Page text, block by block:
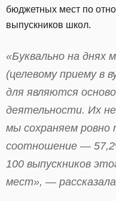
бюджетных мест по
выпускников школ.
«Буквально на
(целевому приему в
для являются
деятельности. Их
мы сохраняем
соотношение —
100 выпускников
мест», —